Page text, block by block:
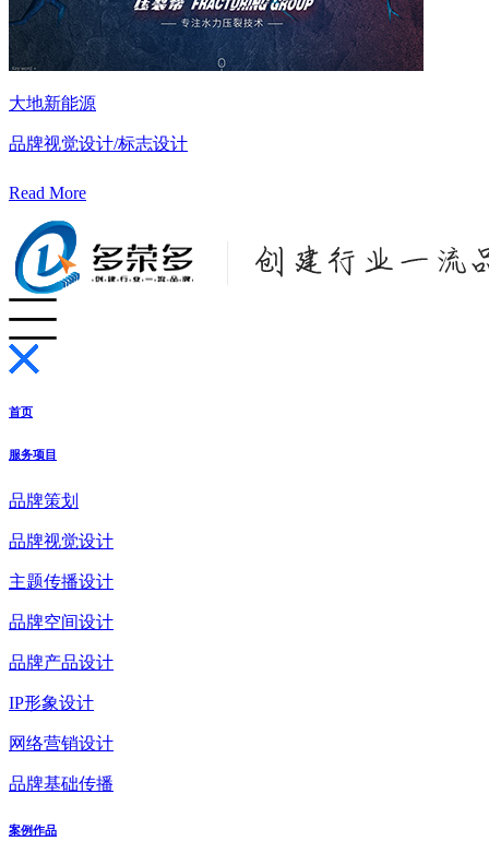
大地新能源
品牌视觉设计/标志设计
Read More
首页
服务项目
品牌策划
品牌视觉设计
主题传播设计
品牌空间设计
品牌产品设计
IP形象设计
网络营销设计
品牌基础传播
案例作品